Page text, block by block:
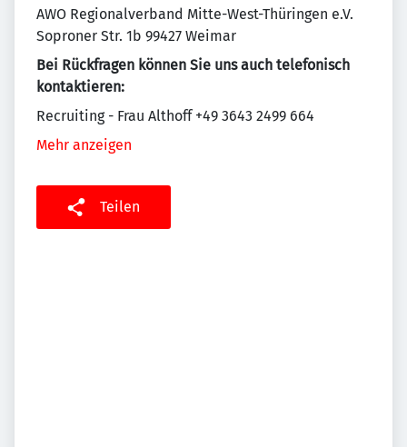
AWO Regionalverband Mitte-West-Thüringen e.V.
Soproner Str. 1b 99427 Weimar
Bei Rückfragen können Sie uns auch telefonisch
kontaktieren:
Recruiting - Frau Althoff +49 3643 2499 664
Mehr anzeigen
Teilen